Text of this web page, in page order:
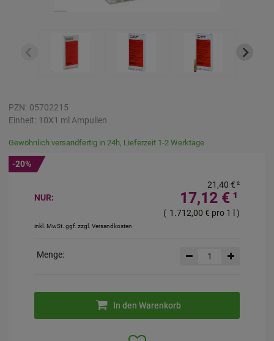
PZN: 05702215
Einheit: 10X1 ml Ampullen
Gewöhnlich versandfertig in 24h, Lieferzeit 1-2 Werktage
NUR: 17,12 € ¹
21,40 €²
inkl. MwSt. ggf. zzgl. Versandkosten
( 1.712,00 € pro 1 l )
-20%
Menge:
In den Warenkorb